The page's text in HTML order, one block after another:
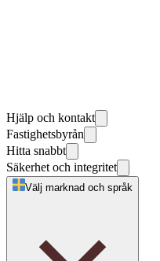
Hjälp och kontakt
Fastighetsbyrån
Hitta snabbt
Säkerhet och integritet
Välj marknad och språk